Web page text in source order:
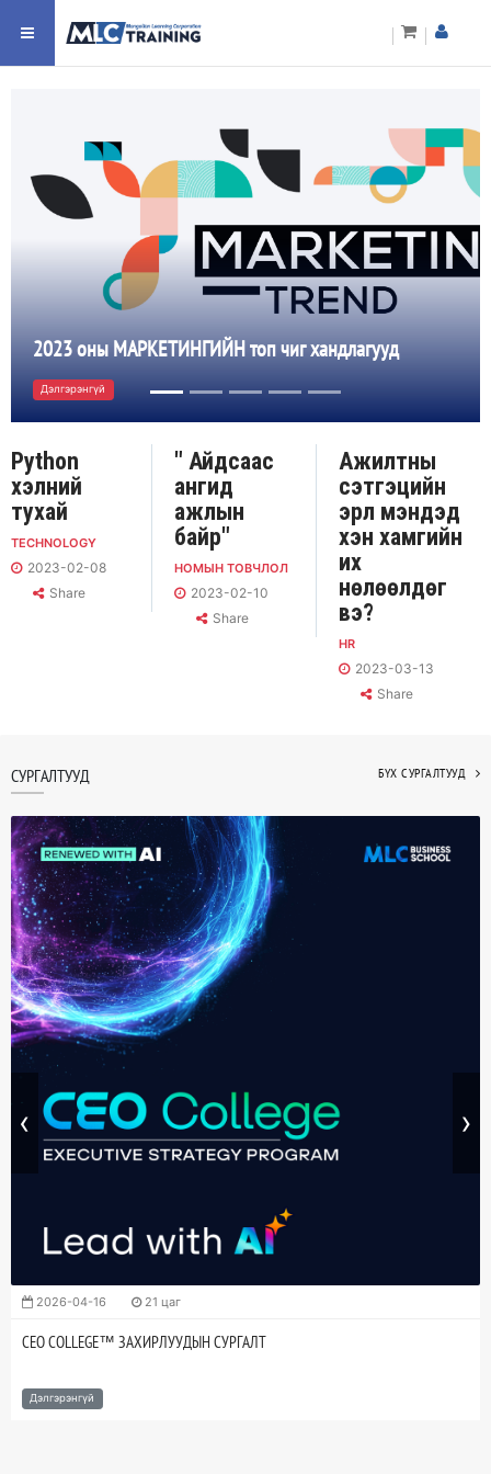
2023 оны МАРКЕТИНГИЙН топ чиг хандлагууд
Дэлгэрэнгүй
Python
хэлний
тухай
TECHNOLOGY
2023-02-08
Share
" Айдсаас
ангид
ажлын
байр"
НОМЫН ТОВЧЛОЛ
2023-02-10
Share
Ажилтны
сэтгэцийн
эрүүл мэндэд
хэн хамгийн
их
нөлөөлдөг
вэ?
HR
2023-03-13
Share
СУРГАЛТУУД БҮХ СУРГАЛТУУД
2026-04-16 21 цаг
CEO COLLEGE™ ЗАХИРЛУУДЫН СУРГАЛТ
Дэлгэрэнгүй
‹ ›